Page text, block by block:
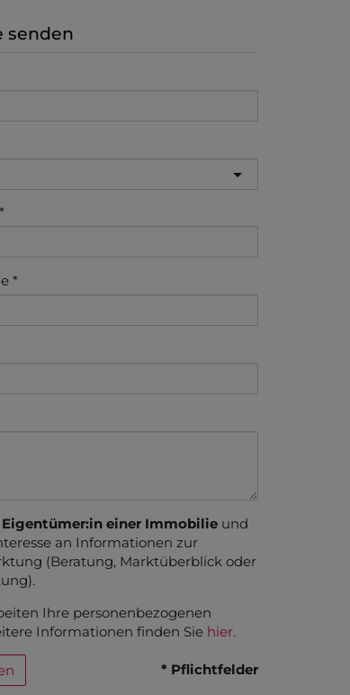
senden
Eigentümer:in einer Immobilie und
an Informationen zur
(Beratung, Marktüberblick oder
Ihre personenbezogenen
Informationen finden Sie hier.
* Pflichtfelder